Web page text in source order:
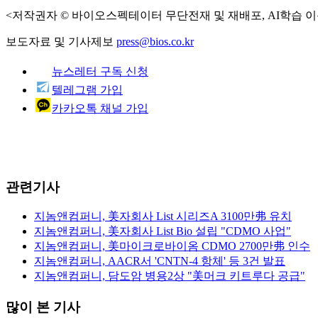
<저작권자 © 바이오스펙테이터 무단전재 및 재배포, AI학습
보도자료 및 기사제보 press@bios.co.kr
뉴스레터 구독 신청
텔레그램 가입
카카오톡 채널 가입
관련기사
지놈앤컴퍼니, 美자회사 List 시리즈A 3100만弗 유치
지놈앤컴퍼니, 美자회사 List Bio 설립 "CDMO 사업"
지놈앤컴퍼니, 美마이크로바이옴 CDMO 2700만弗 인수
지놈앤컴퍼니, AACR서 'CNTN-4 항체' 등 3건 발표
지놈앤컴퍼니, 담도암 병용2상 "美머크 키트루다 공급"
많이 본 기사